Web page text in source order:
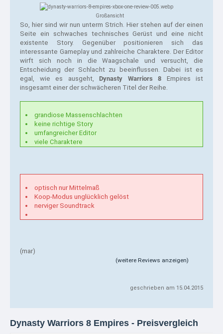
Großansicht
So, hier sind wir nun unterm Strich. Hier stehen auf der einen
Seite ein schwaches technisches Gerüst und eine nicht
existente Story. Gegenüber positionieren sich das
interessante Gameplay und zahlreiche Charaktere. Der Editor
wirft sich noch in die Waagschale und versucht, die
Entscheidung der Schlacht zu beeinflussen. Dabei ist es
egal, wie es ausgeht, Dynasty Warriors 8 Empires ist
insgesamt einer der schwächeren Titel der Reihe.
grandiose Massenschlachten
keine richtige Story
umfangreicher Editor
viele Charaktere
optisch nur Mittelmaß
Koop-Modus unglücklich gelöst
nerviger Soundtrack
(mar)
(weitere Reviews anzeigen)
geschrieben am 15.04.2015
Dynasty Warriors 8 Empires - Preisvergleich